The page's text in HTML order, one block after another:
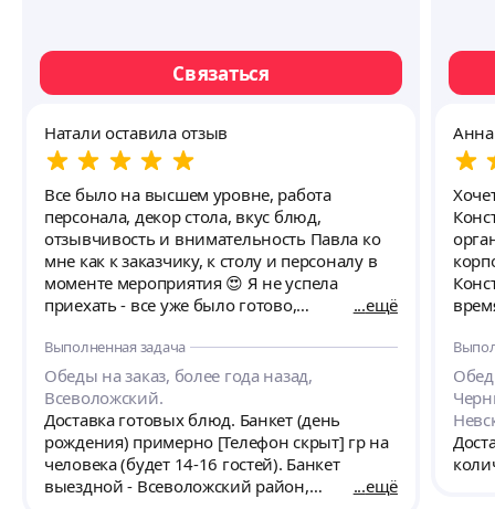
Связаться
Натали оставила отзыв
Все было на высшем уровне, работа
персонала, декор стола, вкус блюд,
отзывчивость и внимательность Павла ко
мне как к заказчику, к столу и персоналу в
моменте мероприятия 😍 Я не успела
приехать - все уже было готово,
в белой рубашке и перчатках, что задало
высокий тон мероприятия ❣️ Обязательно
буду советовать и обращаться к Павлу
снова ✨ Меню на любой вкус!
ещё
Выполненная задача
Обеды на заказ, более года назад,
Всеволожский.
Доставка готовых блюд. Банкет (день
рождения) примерно [Телефон скрыт] гр на
человека (будет 14-16 гостей). Банкет
выездной - Всеволожский район,
ещё
Анна
его
раз